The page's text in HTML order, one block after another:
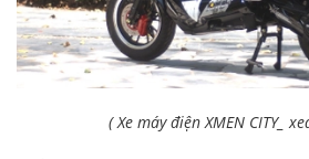
( Xe máy điện XMEN CITY_